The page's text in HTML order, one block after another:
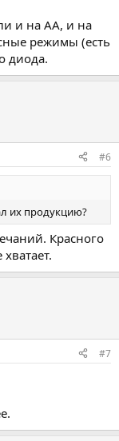
и на АА, и на
режимы (есть
диода.
#6
их продукцию?
Красного
#7